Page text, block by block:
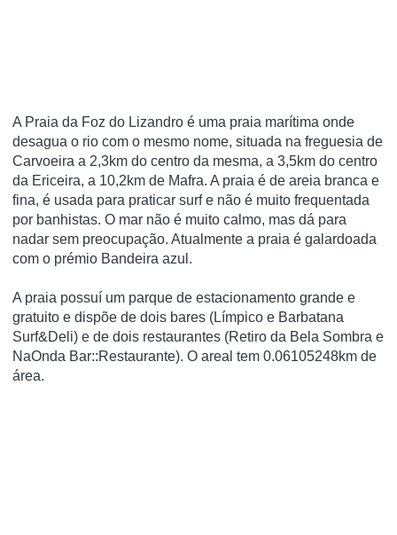
A Praia da Foz do Lizandro é uma praia marí­tima onde
desagua o rio com o mesmo nome, situada na freguesia de
Carvoeira a 2,3km do centro da mesma, a 3,5km do centro
da Ericeira, a 10,2km de Mafra. A praia é de areia branca e
fina, é usada para praticar surf e não é muito frequentada
por banhistas. O mar não é muito calmo, mas dá para
nadar sem preocupação. Atualmente a praia é galardoada
com o prémio Bandeira azul.
A praia possuí­ um parque de estacionamento grande e
gratuito e dispõe de dois bares (Lí­mpico e Barbatana
Surf&Deli) e de dois restaurantes (Retiro da Bela Sombra e
NaOnda Bar::Restaurante). O areal tem 0.06105248km de
área.